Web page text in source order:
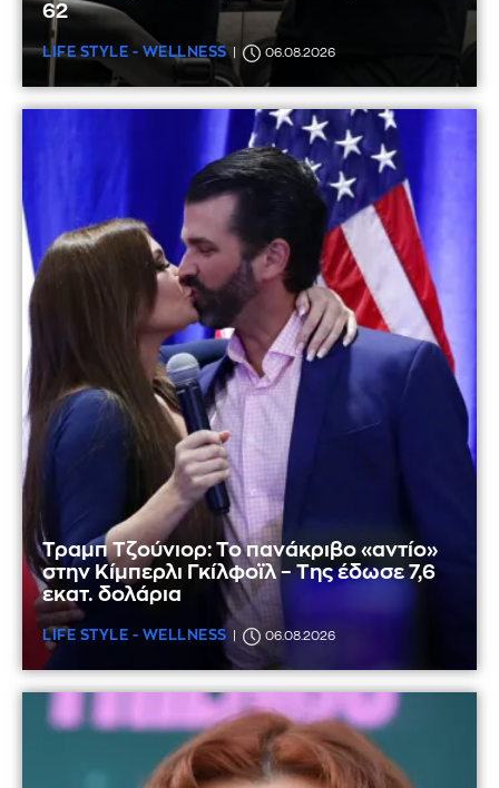
62
LIFE STYLE - WELLNESS 06.08.2026
Τραμπ Τζούνιορ: Το πανάκριβο «αντίο»
στην Κίμπερλι Γκίλφοϊλ – Της έδωσε 7,6
εκατ. δολάρια
LIFE STYLE - WELLNESS 06.08.2026